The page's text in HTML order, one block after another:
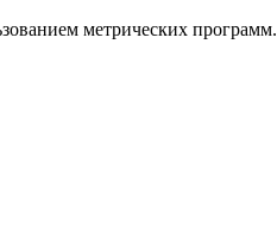
метрических программ.